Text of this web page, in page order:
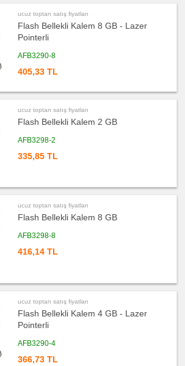
ucuz toptan satış fiyatları
Flash Bellekli Kalem 8 GB - Lazer
Pointerli
AFB3290-8
405,33 TL
ucuz toptan satış fiyatları
Flash Bellekli Kalem 2 GB
AFB3298-2
335,85 TL
ucuz toptan satış fiyatları
Flash Bellekli Kalem 8 GB
AFB3298-8
416,14 TL
ucuz toptan satış fiyatları
Flash Bellekli Kalem 4 GB - Lazer
Pointerli
AFB3290-4
366,73 TL